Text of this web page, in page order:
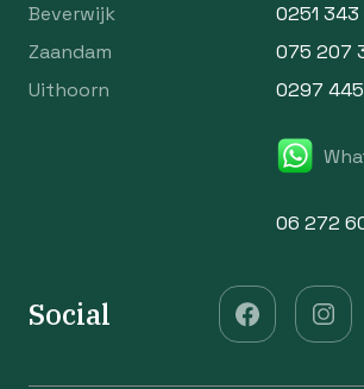
Beverwijk
0251
Zaandam
075 207
Uithoorn
0297
06 272
Social